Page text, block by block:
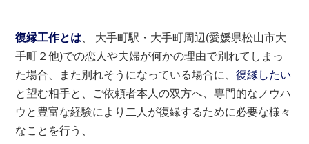
復縁工作とは 、 大手町駅・大手町周辺(愛媛県松山市大
手町２他)での恋人や夫婦が何かの理由で別れてしまっ
た場合、また別れそうになっている場合に、復縁したい
と望む相手と、ご依頼者本人の双方へ、専門的なノウハ
ウと豊富な経験により二人が復縁するために必要な様々
なことを行う、